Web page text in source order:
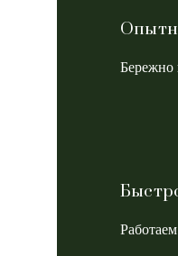
Бережно